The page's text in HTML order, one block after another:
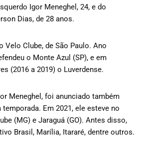
Igor Meneghel, 24, e do
Dias, de 28 anos.
Velo Clube, de São Paulo. Ano
o Monte Azul (SP), e em
(2016 a 2019) o Luverdense.
Meneghel, foi anunciado também
Em 2021, ele esteve no
(MG) e Jaraguá (GO). Antes disso,
Brasil, Marília, Itararé, dentre outros.